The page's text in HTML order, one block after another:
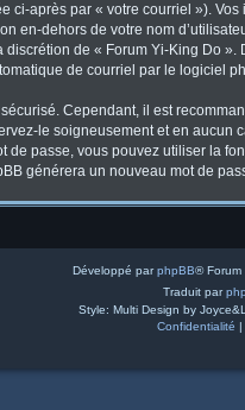
après par « votre courriel »).
en-dehors de votre nom
de « Forum Yi-King Do
de courriel par le logiciel
Cependant, il est
le soigneusement et en
passe, vous pouvez utiliser la
générera un nouveau mot de
Développé parphpBB® Forum
Traduit par
Style: Multi Design by
Confidentialité |